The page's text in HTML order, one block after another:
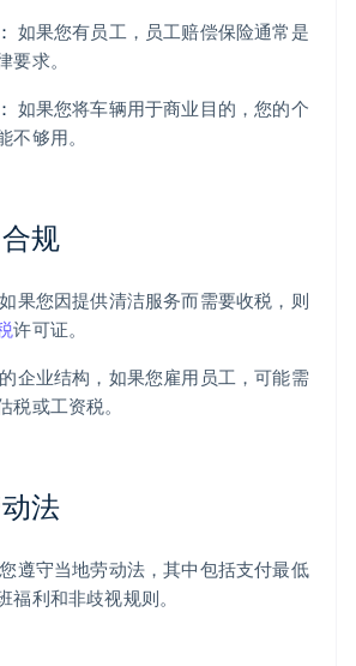
如果您有员工，员工赔偿保险通常是
要求。
如果您将车辆用于商业目的，您的个
不够用。
规
如果您因提供清洁服务而需要收税，则
许可证。
企业结构，如果您雇用员工，可能需
税或工资税。
法
遵守当地劳动法，其中包括支付最低
福利和非歧视规则。